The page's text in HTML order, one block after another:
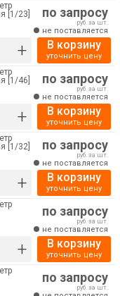
[1/23]
+
по запросу
руб. за шт.
не поставляется
В корзину
уточнить цену
[1/46]
+
по запросу
руб. за шт.
не поставляется
В корзину
уточнить цену
[1/32]
+
по запросу
руб. за шт.
не поставляется
В корзину
уточнить цену
+
по запросу
руб. за шт.
не поставляется
В корзину
уточнить цену
по запросу
руб. за шт.